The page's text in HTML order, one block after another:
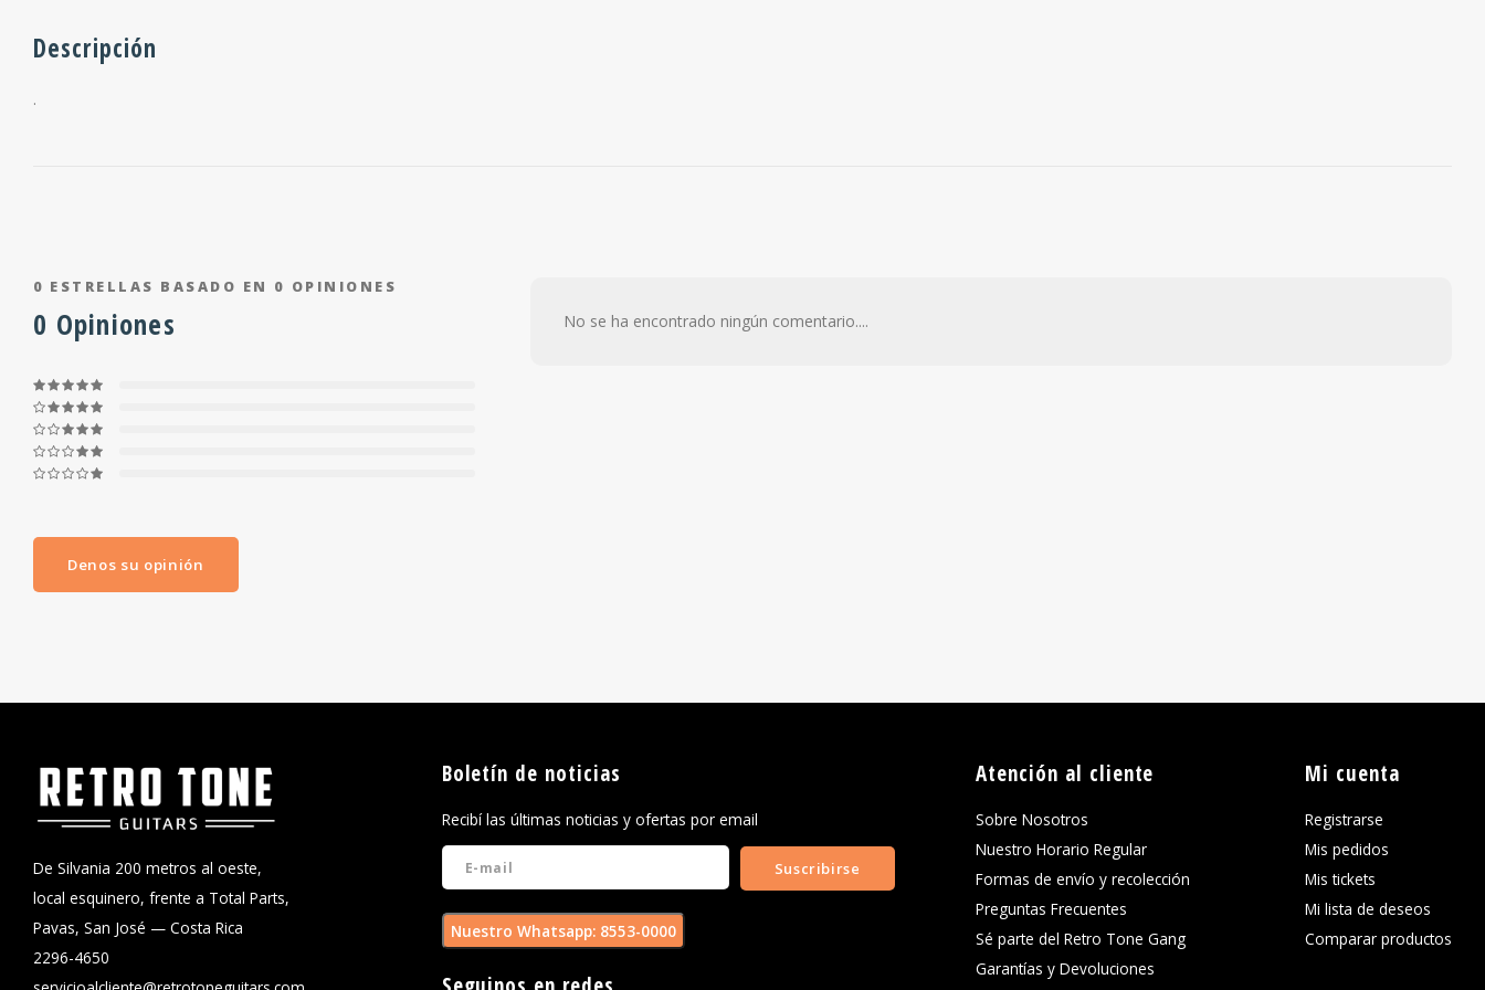
Descripción
.
0 ESTRELLAS BASADO EN 0 OPINIONES
0 Opiniones
Denos su opinión
No se ha encontrado ningún comentario....
De Silvania 200 metros al oeste,
local esquinero, frente a Total Parts,
Pavas, San José — Costa Rica
2296-4650
Boletín de noticias
Recibí las últimas noticias y ofertas por email
Suscribirse
Nuestro Whatsapp: 8553-0000
Atención al cliente
Sobre Nosotros
Nuestro Horario Regular
Formas de envío y recolección
Preguntas Frecuentes
Sé parte del Retro Tone Gang
Garantías y Devoluciones
Mi cuenta
Registrarse
Mis pedidos
Mis tickets
Mi lista de deseos
Comparar productos